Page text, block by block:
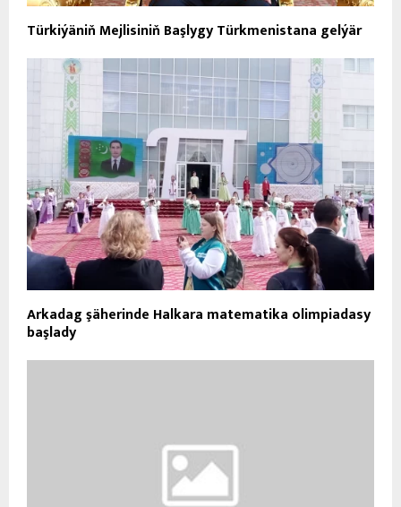
Türkiýäniň Mejlisiniň Başlygy Türkmenistana gelýär
Arkadag şäherinde Halkara matematika olimpiadasy
başlady